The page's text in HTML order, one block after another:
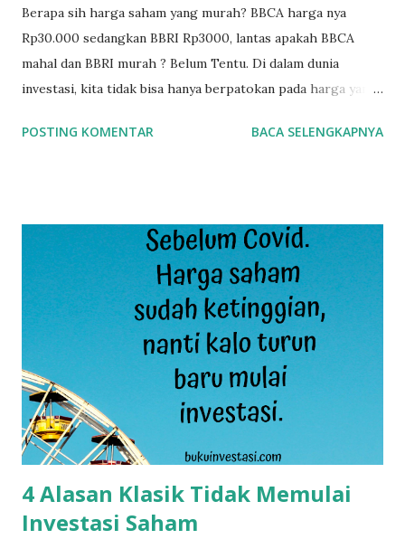
Berapa sih harga saham yang murah? BBCA harga nya
Rp30.000 sedangkan BBRI Rp3000, lantas apakah BBCA
mahal dan BBRI murah ? Belum Tentu. Di dalam dunia
investasi, kita tidak bisa hanya berpatokan pada harga yang
sangat dipengaruhi oleh performa emiten tersebut dan
secara jangka panjang, harga saham perusahaan-
perusahaan hebat akan mengikuti performa keuangan
mereka. Dalam contoh kasus BBRI, harga saham BBRI
sekarang ini sudah mengalami Stock Split 1:6 yang artinya
sebenarnya harga saham BBRI skrg adalah sekitar
Rp18ribuan. Untuk pengertian stock split, akan kita bahas di
artikel selanjutnya. Jadi sebelum membeli saham, jangan
hanya melihat harga yang tertera saja. Walaupun harga
sebuah saham Rp300/lembar belum tentu juga harganya
murah. Kita cek dulu, apa value ...
POSTING KOMENTAR BACA SELENGKAPNYA
4 Alasan Klasik Tidak Memulai
Investasi Saham